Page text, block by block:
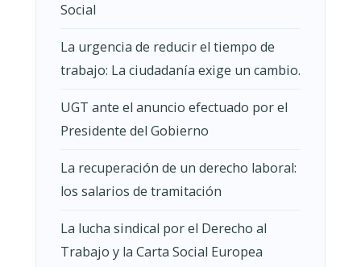
Social
La urgencia de reducir el tiempo de
trabajo: La ciudadanía exige un cambio.
UGT ante el anuncio efectuado por el
Presidente del Gobierno
La recuperación de un derecho laboral:
los salarios de tramitación
La lucha sindical por el Derecho al
Trabajo y la Carta Social Europea